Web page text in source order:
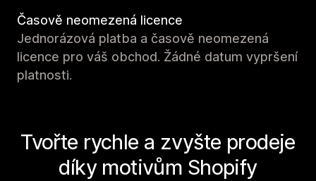
Časově neomezená licence
Jednorázová platba a časově neomezená
licence pro váš obchod. Žádné datum vypršení
platnosti.
Tvořte rychle a zvyšte prodeje
díky motivům Shopify